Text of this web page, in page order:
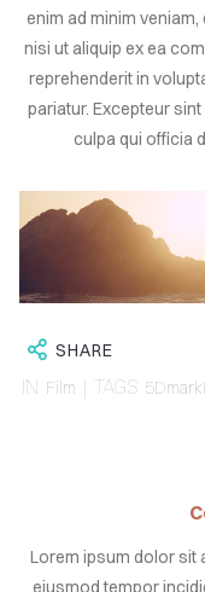
enim ad minim
nisi ut aliquip ex ea
reprehenderit in
pariatur. Excepteur
culpa qui officia
SHARE
IN Film | TAGS
Lorem ipsum dolor sit
eiusmod tempor